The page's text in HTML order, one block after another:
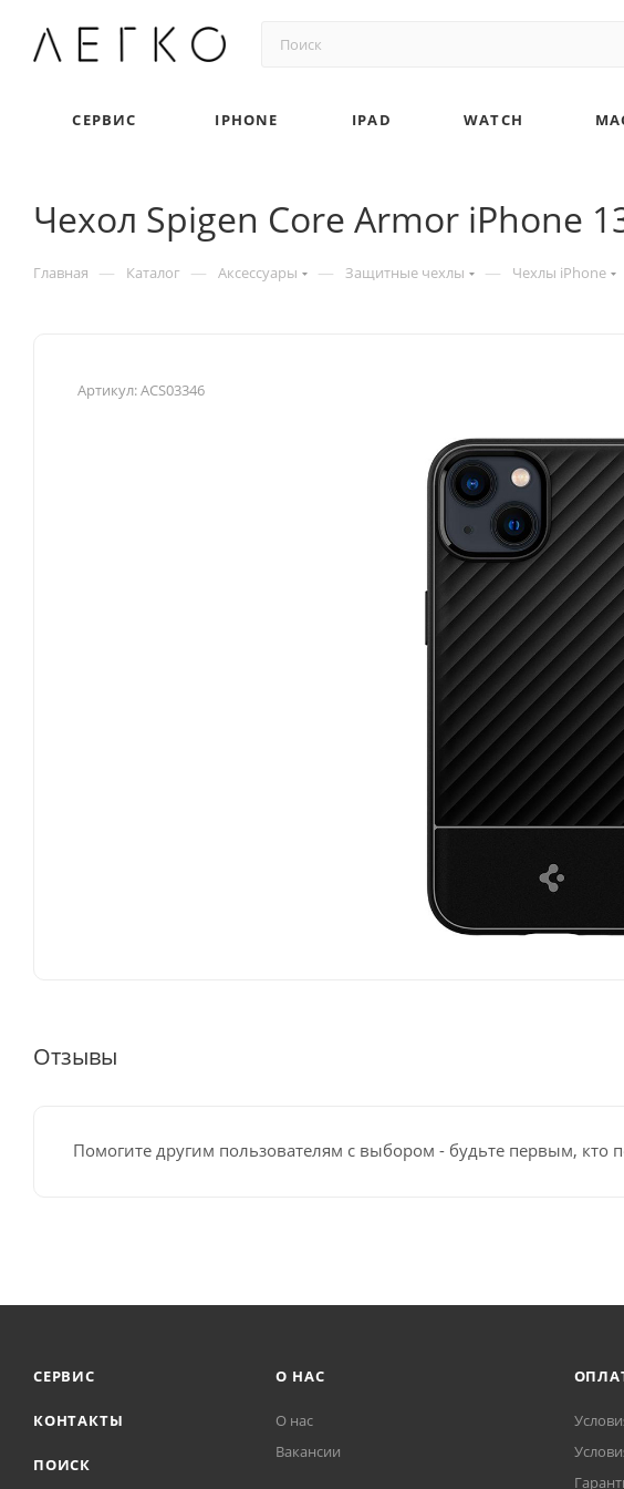
СЕРВИС IPHONE IPAD WATCH
Чехол Spigen Core Armor iPhone
Главная — Каталог — Аксессуары — Защитные чехлы — Чехлы iPhone
Артикул:ACS03346
Отзывы
Помогите другим пользователям с выбором - будьте первым, кто
СЕРВИС
КОНТАКТЫ
ПОИСК
О НАС
О нас
Вакансии